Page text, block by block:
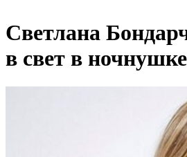
Светлана
в свет в ночнушке